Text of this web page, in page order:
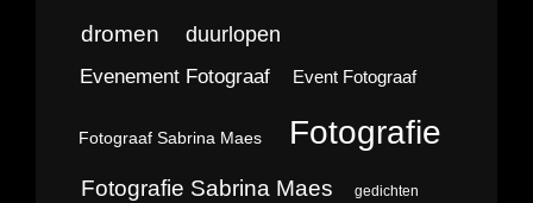
dromen duurlopen
Evenement Fotograaf Event Fotograaf
Fotograaf Sabrina Maes Fotografie
Fotografie Sabrina Maes gedichten